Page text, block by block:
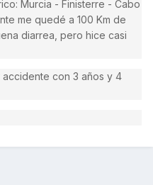
Murcia - Finisterre - Cabo
me quedé a 100 Km de
diarrea, pero hice casi
con 3 años y 4